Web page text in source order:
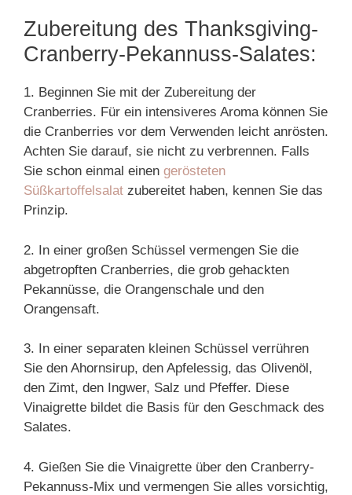
Zubereitung des Thanksgiving-
Cranberry-Pekannuss-Salates:
1. Beginnen Sie mit der Zubereitung der
Cranberries. Für ein intensiveres Aroma können Sie
die Cranberries vor dem Verwenden leicht anrösten.
Achten Sie darauf, sie nicht zu verbrennen. Falls
Sie schon einmal einen gerösteten
Süßkartoffelsalat zubereitet haben, kennen Sie das
Prinzip.
2. In einer großen Schüssel vermengen Sie die
abgetropften Cranberries, die grob gehackten
Pekannüsse, die Orangenschale und den
Orangensaft.
3. In einer separaten kleinen Schüssel verrühren
Sie den Ahornsirup, den Apfelessig, das Olivenöl,
den Zimt, den Ingwer, Salz und Pfeffer. Diese
Vinaigrette bildet die Basis für den Geschmack des
Salates.
4. Gießen Sie die Vinaigrette über den Cranberry-
Pekannuss-Mix und vermengen Sie alles vorsichtig,